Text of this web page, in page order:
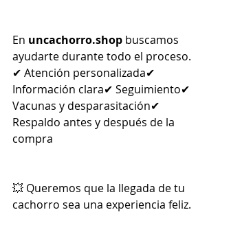
En uncachorro.shop buscamos
ayudarte durante todo el proceso.
✔ Atención personalizada✔
Información clara✔ Seguimiento✔
Vacunas y desparasitación✔
Respaldo antes y después de la
compra
💥 Queremos que la llegada de tu
cachorro sea una experiencia feliz.